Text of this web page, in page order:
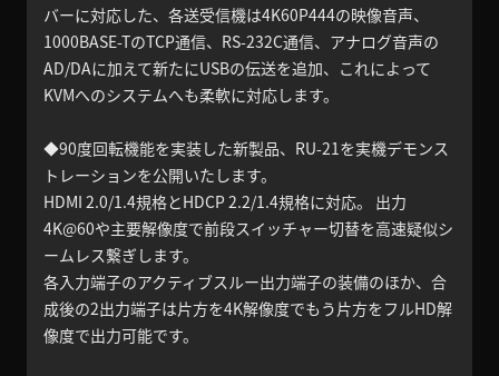
バーに対応した、各送受信機は4K60P444の映像音声、
1000BASE-TのTCP通信、RS-232C通信、アナログ音声の
AD/DAに加えて新たにUSBの伝送を追加、これによって
KVMへのシステムへも柔軟に対応します。
◆90度回転機能を実装した新製品、RU-21を実機デモンス
トレーションを公開いたします。
HDMI 2.0/1.4規格とHDCP 2.2/1.4規格に対応。 出力
4K@60や主要解像度で前段スイッチャー切替を高速疑似シ
ームレス繋ぎします。
各入力端子のアクティブスルー出力端子の装備のほか、合
成後の2出力端子は片方を4K解像度でもう片方をフルHD解
像度で出力可能です。